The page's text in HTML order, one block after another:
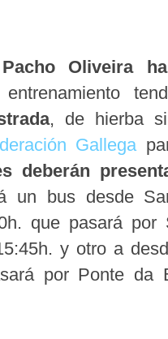
Pacho Oliveira
, de hierba
Gallega
deberán
un bus desde
que pasará por
y otro a
por Ponte da